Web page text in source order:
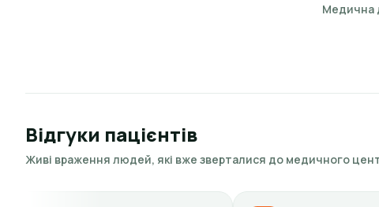
Медична
Відгуки пацієнтів
Живі враження людей, які вже зверталися до медичного